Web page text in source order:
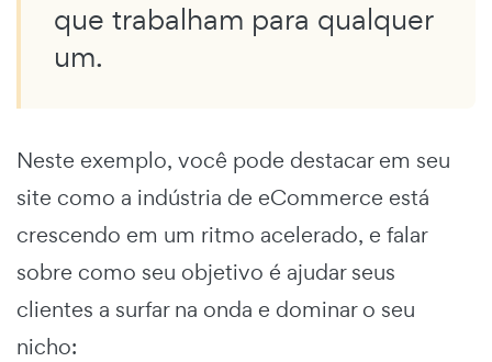
que trabalham para qualquer
um.
Neste exemplo, você pode destacar em seu
site como a indústria de eCommerce está
crescendo em um ritmo acelerado, e falar
sobre como seu objetivo é ajudar seus
clientes a surfar na onda e dominar o seu
nicho: